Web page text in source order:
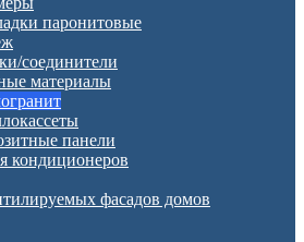
паронитовые
соединители
материалы
панели
кондиционеров
фасадов домов